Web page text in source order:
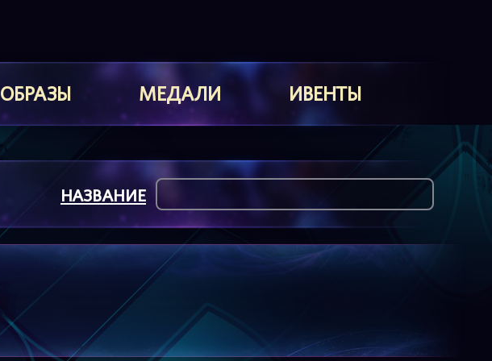
ОБРАЗЫ МЕДАЛИ ИВЕНТЫ
НАЗВАНИЕ